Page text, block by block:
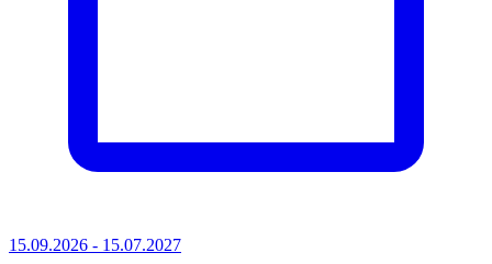
15.09.2026 - 15.07.2027